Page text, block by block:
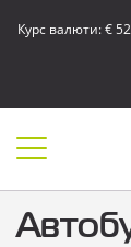
Курс валюти: €